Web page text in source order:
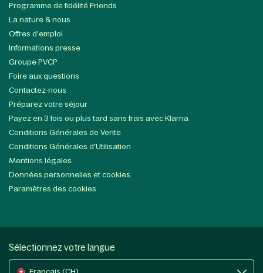
Programme de fidélité Friends
La nature & nous
Offres d'emploi
Informations presse
Groupe PVCP
Foire aux questions
Contactez-nous
Préparez votre séjour
Payez en 3 fois ou plus tard sans frais avec Klarna
Conditions Générales de Vente
Conditions Générales d'Utilisation
Mentions légales
Données personnelles et cookies
Paramètres des cookies
Sélectionnez votre langue